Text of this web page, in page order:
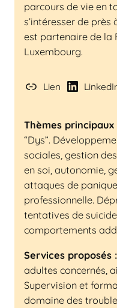
parcours de vie en
s’intéresser de
est partenaire de la
Luxembourg.
Lien
Thèmes principaux
“Dys”.
sociales, gestion
en soi, autonomie,
attaques de
professionnelle.
tentatives de
comportements
Services proposés :
adultes concernés,
Supervision et
domaine des